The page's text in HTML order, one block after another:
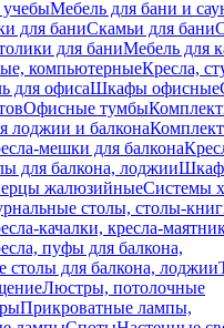
учебыМебель для бани и
для баниСкамьи для бани
для баниМебель для
компьютерныеКресла,
для офисаШкафы офисные
Офисные тумбы
лоджии и балкона
мешки для балкона
для балкона, лоджии
жалюзийныеСистемы
столы, столы-
качалки, кресла-
пуфы для балкона,
столы для балкона, лоджии
Люстры, потолочные
Прикроватные лампы,